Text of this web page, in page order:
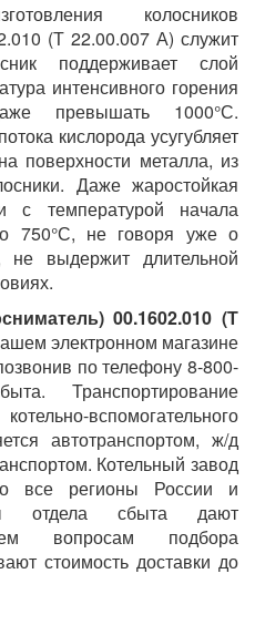
колосников
(Т 22.00.007 А) служит
поддерживает слой
интенсивного горения
превышать 1000°С.
кислорода усугубляет
поверхности металла, из
Даже жаростойкая
с температурой начала
750°С, не говоря уже о
не выдержит длительной
00.1602.010 (Т
электронном магазине
по телефону 8-800-
Транспортирование
вспомогательного
автотранспортом, ж/д
Котельный завод
все регионы России и
отдела сбыта дают
вопросам подбора
стоимость доставки до